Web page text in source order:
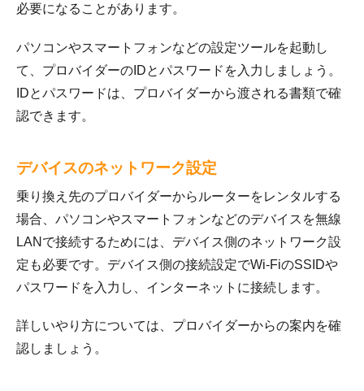
必要になることがあります。
パソコンやスマートフォンなどの設定ツールを起動し
て、プロバイダーのIDとパスワードを入力しましょう。
IDとパスワードは、プロバイダーから渡される書類で確
認できます。
デバイスのネットワーク設定
乗り換え先のプロバイダーからルーターをレンタルする
場合、パソコンやスマートフォンなどのデバイスを無線
LANで接続するためには、デバイス側のネットワーク設
定も必要です。デバイス側の接続設定でWi-FiのSSIDや
パスワードを入力し、インターネットに接続します。
詳しいやり方については、プロバイダーからの案内を確
認しましょう。